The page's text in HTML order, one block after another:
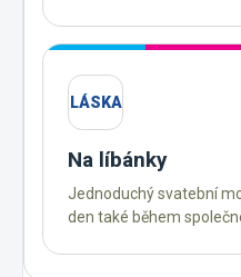
LÁSKA
Na líbánky
Jednoduchý svatební
den také během